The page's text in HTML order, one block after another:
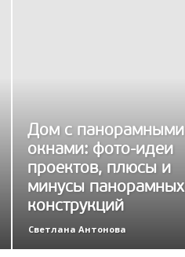
Дом с панорамными
окнами: фото-идеи
проектов, плюсы и
минусы панорамных
конструкций
Светлана Антонова